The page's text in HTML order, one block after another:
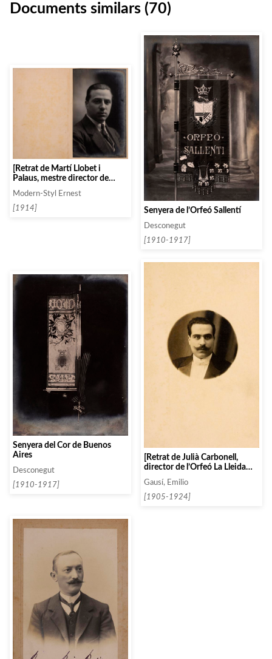
Documents similars (70)
[Retrat de Martí Llobet i
Palaus, mestre director de
Modern-Styl Ernest
[1914]
Senyera de l’Orfeó Sallentí
Desconegut
[1910-1917]
Senyera del Cor de Buenos
Aires
Desconegut
[1910-1917]
[Retrat de Julià Carbonell,
director de l’Orfeó La Lleida
Gausí, Emilio
[1905-1924]